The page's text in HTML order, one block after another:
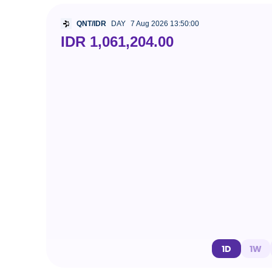
QNT/IDR DAY 7 Aug 2026 13:50:00
IDR 1,061,204.00
1D 1W